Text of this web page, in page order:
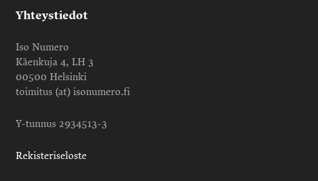
Yhteystiedot
Iso Numero
Käenkuja 4, LH 3
00500 Helsinki
toimitus (at) isonumero.fi
Y-tunnus 2934513-3
Rekisteriseloste